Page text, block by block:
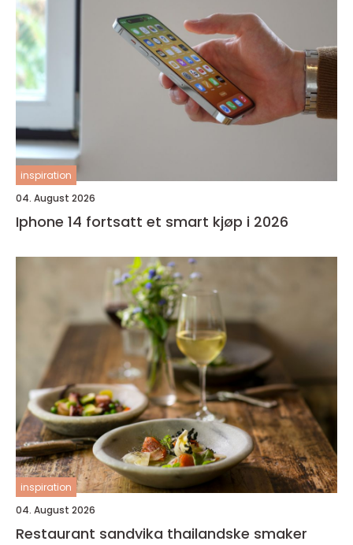
inspiration
04. August 2026
Iphone 14 fortsatt et smart kjøp i 2026
inspiration
04. August 2026
Restaurant sandvika thailandske smaker